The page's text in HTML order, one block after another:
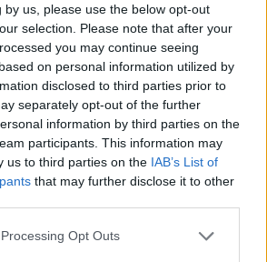
by us, please use the below opt-out
selection. Please note that after your
you may continue seeing
on personal information utilized by
disclosed to third parties prior to
separately opt-out of the further
information by third parties on the
participants. This information may
us to third parties on the IAB’s List of
that may further disclose it to other
Opt Outs
también se celebra ...
Paludismo
la Astronomía
los Pingüinos
del ADN
Veterinario
del Delegado